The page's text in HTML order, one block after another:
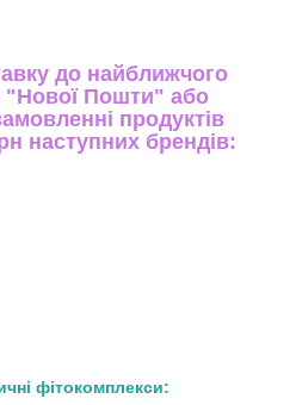
до найближчого
"Нової Пошти" або
продуктів
наступних брендів:
фітокомплекси: